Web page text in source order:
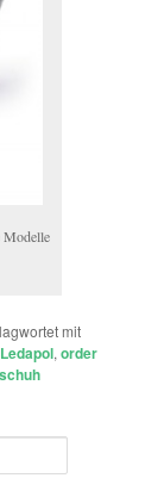
Modelle
mit
Ledapol,order